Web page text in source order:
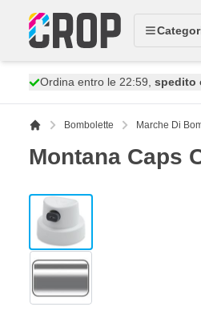
Ordina entro le 22:59, spedito
Bombolette Marche Di
Montana Caps
View larger image
View larger image